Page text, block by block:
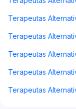
Terapeutas
Terapeutas
Terapeutas
Terapeutas
Terapeutas